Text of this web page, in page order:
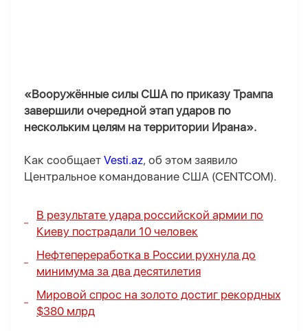
«Вооружённые силы США по приказу Трампа
завершили очередной этап ударов по
нескольким целям на территории Ирана».
Как сообщает Vesti.az, об этом заявило
Центральное командование США (CENTCOM).
В результате удара российской армии по
Киеву пострадали 10 человек
Нефтепереработка в России рухнула до
минимума за два десятилетия
Мировой спрос на золото достиг рекордных
$380 млрд